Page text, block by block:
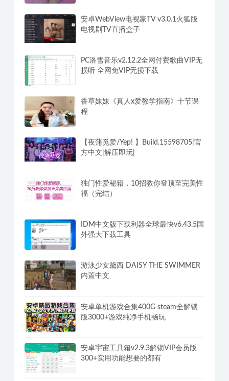
安卓WebView电视家TV v3.0.1火狐版
电视剧TV直播盒子
PC洛雪音乐v2.12.2全网付费歌曲VIP无
损听 全网免VIP无损下载
香草妹妹《真人x爱教学指南》十节课
程
【夜蒲觅爱/Yep! 】Build.15598705|官
方中文|解压即玩|
独门性爱秘籍，10招教你登顶至完美性
福（完结）
IDM中文版下载利器全球最快v6.43.5国
外强大下载工具
游泳少女黛西 DAISY THE SWIMMER
内置中文
安卓单机游戏合集400G steam全解锁
版3000+游戏纯净手机畅玩
安卓宇宙工具箱v2.9.3解锁VIP会员版
300+实用功能想要的都有